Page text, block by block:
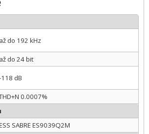
až do 192 kHz
až do 24 bit
dB
0.0007%
SABRE ES9039Q2M